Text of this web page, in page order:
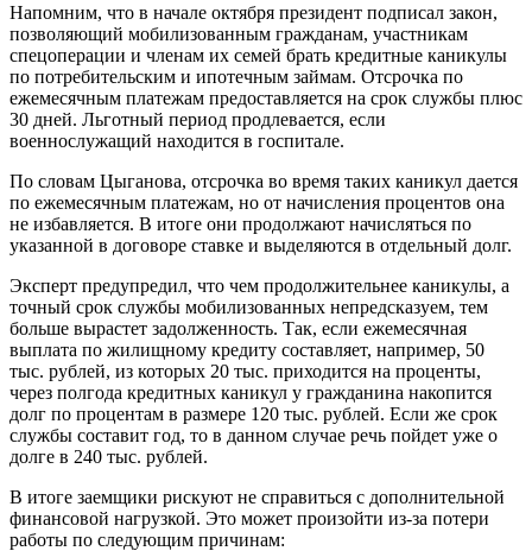
Напомним, что в начале октября президент подписал закон,
позволяющий мобилизованным гражданам, участникам
спецоперации и членам их семей брать кредитные каникулы
по потребительским и ипотечным займам. Отсрочка по
ежемесячным платежам предоставляется на срок службы плюс
30 дней. Льготный период продлевается, если
военнослужащий находится в госпитале.
По словам Цыганова, отсрочка во время таких каникул дается
по ежемесячным платежам, но от начисления процентов она
не избавляется. В итоге они продолжают начисляться по
указанной в договоре ставке и выделяются в отдельный долг.
Эксперт предупредил, что чем продолжительнее каникулы, а
точный срок службы мобилизованных непредсказуем, тем
больше вырастет задолженность. Так, если ежемесячная
выплата по жилищному кредиту составляет, например, 50
тыс. рублей, из которых 20 тыс. приходится на проценты,
через полгода кредитных каникул у гражданина накопится
долг по процентам в размере 120 тыс. рублей. Если же срок
службы составит год, то в данном случае речь пойдет уже о
долге в 240 тыс. рублей.
В итоге заемщики рискуют не справиться с дополнительной
финансовой нагрузкой. Это может произойти из-за потери
работы по следующим причинам: